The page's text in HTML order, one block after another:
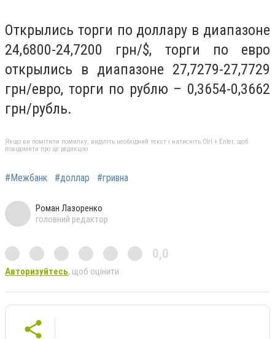
Открылись торги по доллару в диапазоне
24,6800-24,7200 грн/$, торги по евро
открылись в диапазоне 27,7279-27,7729
грн/евро, торги по рублю – 0,3654-0,3662
грн/рубль.
Якщо ви помітили помилку, виділіть необхідний текст і натисніть Ctrl + Enter, щоб
повідомити про це редакцію
#Межбанк #доллар #гривна
Роман Лазоренко
головний редактор
0,0
Авторизуйтесь, щоб оцінити